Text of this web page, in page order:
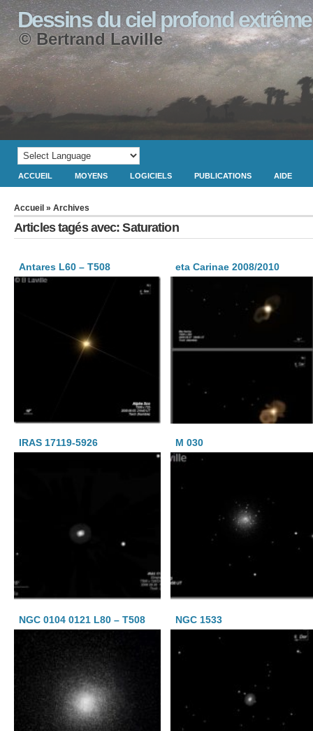
Dessins du ciel profond extrême
© Bertrand Laville
ACCUEIL MOYENS LOGICIELS PUBLICATIONS AIDE
Accueil » Archives
Articles tagés avec: Saturation
Antares L60 – T508 eta Carinae 2008/2010
IRAS 17119-5926 M 030
NGC 0104 0121 L80 – T508 NGC 1533